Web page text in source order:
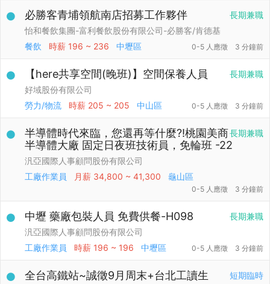
長期兼職
必勝客青埔領航南店招募工作夥伴
怡和餐飲集團-富利餐飲股份有限公司-必勝客/肯德基
餐飲
時薪 196 ~ 236 中壢區 0-5 人應徵 3 分鐘前
長期兼職
【here共享空間(晚班)】空間保養人員
好域股份有限公司
勞力/物流
時薪 205 ~ 205 中山區 0-5 人應徵 3 分鐘前
長期兼職
半導體時代來臨，您還再等什麼?!桃園美商
半導體大廠 固定日夜班技術員，免輪班 -22
汎亞國際人事顧問股份有限公司
工廠作業員
月薪 34,800 ~ 41,300 龜山區
0-5 人應徵 3 分鐘前
長期兼職
中壢 藥廠包裝人員 免費供餐-H098
汎亞國際人事顧問股份有限公司
工廠作業員
時薪 196 ~ 196 中壢區 0-5 人應徵 3 分鐘前
短期臨時
全台高鐵站~誠徵9月周末+台北工讀生